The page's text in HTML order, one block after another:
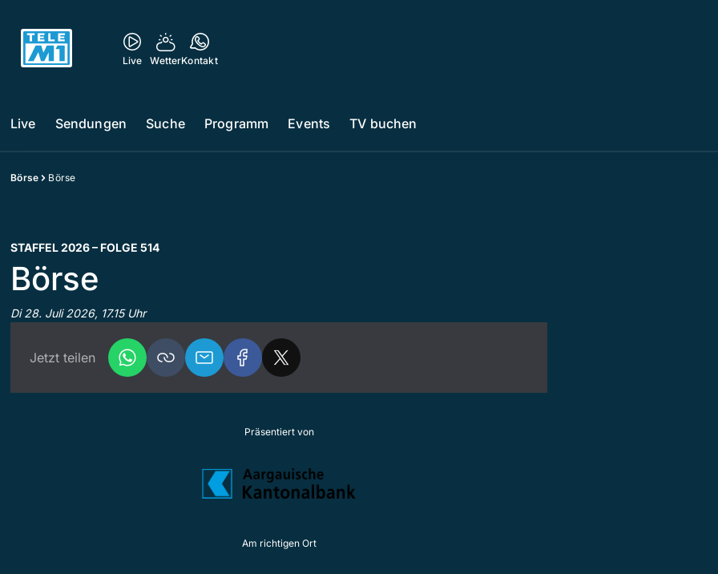
Live WetterKontakt
Live Sendungen Suche Programm Events TV buchen
Börse Börse
STAFFEL 2026 – FOLGE 514
Börse
Di 28. Juli 2026, 17.15 Uhr
Jetzt teilen
Präsentiert von
Am richtigen Ort